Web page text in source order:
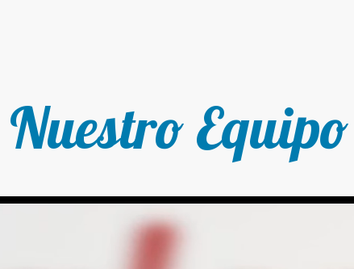
Nuestro Equipo